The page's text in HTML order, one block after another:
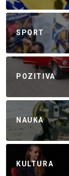
SPORT
POZITIVA
NAUKA
KULTURA